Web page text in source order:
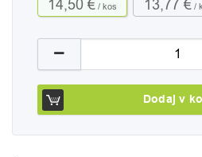
14,50 €/ kos 13,77 €/
Vitamina D3 in K2 v
Dodaj v